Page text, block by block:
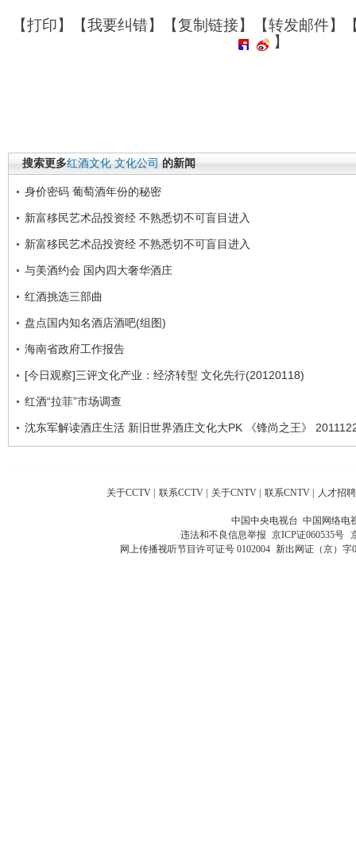
【打印】【我要纠错】【复制链接】【转发邮件】
】
搜索更多红酒文化 文化公司 的新闻
身价密码 葡萄酒年份的秘密
新富移民艺术品投资经 不熟悉切不可盲目进入
新富移民艺术品投资经 不熟悉切不可盲目进入
与美酒约会 国内四大奢华酒庄
红酒挑选三部曲
盘点国内知名酒店酒吧(组图)
海南省政府工作报告
[今日观察]三评文化产业：经济转型 文化先行(20120118)
红酒“拉菲”市场调查
沈东军解读酒庄生活 新旧世界酒庄文化大PK 《锋尚之王》
关于CCTV | 联系CCTV | 关于CNTV | 联系CNTV | 人才招聘
中国中央电视台 中国网络电
违法和不良信息举报 京ICP证060535号
网上传播视听节目许可证号 0102004 新出网证（京）